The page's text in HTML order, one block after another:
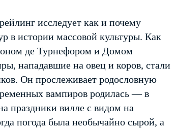
исследует как и почему
в истории массовой культуры. Как
де Турнефором и Домом
нападавшие на овец и коров, стали
Он прослеживает родословную
вампиров родилась — в
праздники вилле с видом на
погода была необычайно сырой, а